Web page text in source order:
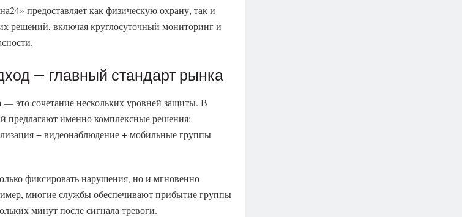
предоставляет как физическую охрану, так и
решений, включая круглосуточный мониторинг и
— главный стандарт рынка
— это сочетание нескольких уровней защиты. В
предлагают именно комплексные решения:
+ видеонаблюдение + мобильные группы
фиксировать нарушения, но и мгновенно
многие службы обеспечивают прибытие группы
минут после сигнала тревоги.